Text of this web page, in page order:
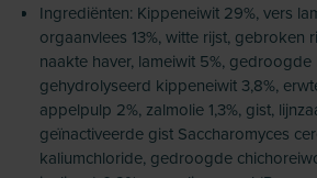
Ingrediënten: Kippeneiwit 29%, vers
orgaanvlees 13%, witte rijst, gebroken
naakte haver, lameiwit 5%,
gehydrolyseerd kippeneiwit 3,8%,
appelpulp 2%, zalmolie 1,3%, gist,
geïnactiveerde gist Saccharomyces
kaliumchloride, gedroogde